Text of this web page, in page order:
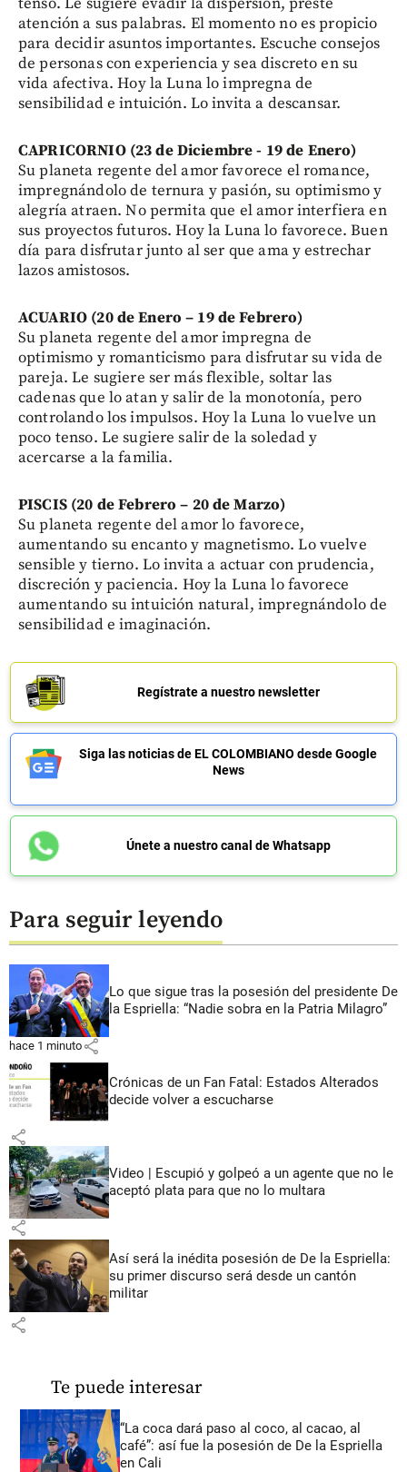
atención a sus palabras. El momento no es propicio
para decidir asuntos importantes. Escuche consejos
de personas con experiencia y sea discreto en su
vida afectiva. Hoy la Luna lo impregna de
sensibilidad e intuición. Lo invita a descansar.
CAPRICORNIO (23 de Diciembre - 19 de Enero)
Su planeta regente del amor favorece el romance,
impregnándolo de ternura y pasión, su optimismo y
alegría atraen. No permita que el amor interfiera en
sus proyectos futuros. Hoy la Luna lo favorece. Buen
día para disfrutar junto al ser que ama y estrechar
lazos amistosos.
ACUARIO (20 de Enero – 19 de Febrero)
Su planeta regente del amor impregna de
optimismo y romanticismo para disfrutar su vida de
pareja. Le sugiere ser más flexible, soltar las
cadenas que lo atan y salir de la monotonía, pero
controlando los impulsos. Hoy la Luna lo vuelve un
poco tenso. Le sugiere salir de la soledad y
acercarse a la familia.
PISCIS (20 de Febrero – 20 de Marzo)
Su planeta regente del amor lo favorece,
aumentando su encanto y magnetismo. Lo vuelve
sensible y tierno. Lo invita a actuar con prudencia,
discreción y paciencia. Hoy la Luna lo favorece
aumentando su intuición natural, impregnándolo de
sensibilidad e imaginación.
Regístrate a nuestro newsletter
Siga las noticias de EL COLOMBIANO desde Google
News
Únete a nuestro canal de Whatsapp
Para seguir leyendo
Lo que sigue tras la posesión del presidente De
la Espriella: “Nadie sobra en la Patria Milagro”
hace 1 minuto share
Crónicas de un Fan Fatal: Estados Alterados
decide volver a escucharse
share
Video | Escupió y golpeó a un agente que no le
aceptó plata para que no lo multara
share
Así será la inédita posesión de De la Espriella:
su primer discurso será desde un cantón
militar
share
Te puede interesar
“La coca dará paso al coco, al cacao, al
café”: así fue la posesión de De la Espriella
en Cali